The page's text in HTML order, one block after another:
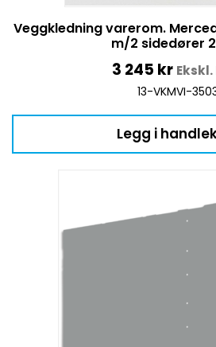
Veggkledning varerom.
m/2 sidedører
3 245 kr Ekskl.
13-VKMVI-
Legg i